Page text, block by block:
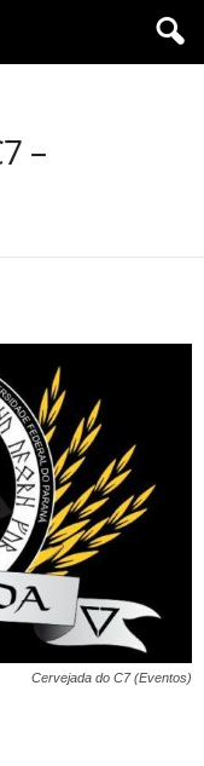
–
Cervejada do C7 (Eventos)